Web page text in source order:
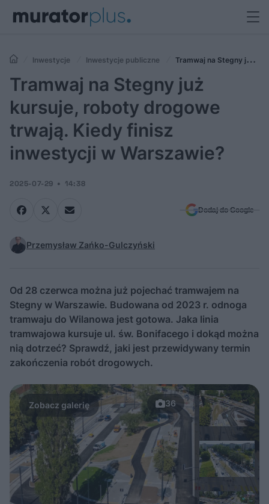
Inwestycje Inwestycje publiczne
Tramwaj na Stegny już
kursuje, roboty drogowe trwają. Kiedy finisz inwestycji w Warszawie?
Tramwaj na Stegny już
kursuje, roboty drogowe
trwają. Kiedy finisz
inwestycji w Warszawie?
2025-07-29 14:38
Dodaj do Google
Przemysław Zańko-Gulczyński
Od 28 czerwca można już pojechać tramwajem na
Stegny w Warszawie. Budowana od 2023 r. odnoga
tramwaju do Wilanowa jest gotowa. Jaka linia
tramwajowa kursuje ul. św. Bonifacego i dokąd można
nią dotrzeć? Sprawdź, jaki jest przewidywany termin
zakończenia robót drogowych.
36